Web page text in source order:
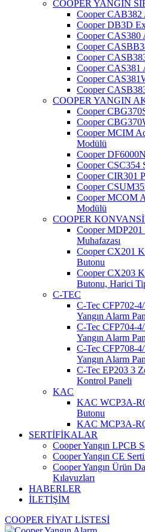
COOPER YANGIN
Cooper CAB382
Cooper DB3D
Cooper CAS380
Cooper
Cooper
Cooper CAS381
Cooper
Cooper
COOPER YANGIN
Cooper
Cooper
Cooper MCIM
Modülü
Cooper
Cooper CSC354
Cooper CIR301
Cooper
Cooper MCOM
Modülü
COOPER
Cooper
Muhafazası
Cooper CX201
Butonu
Cooper CX203
Butonu, Harici
C-TEC
C-Tec CFP702-
Yangın Alarm
C-Tec CFP704-
Yangın Alarm
C-Tec CFP708-
Yangın Alarm
C-Tec EP203 3
Kontrol Paneli
KAC
KAC WCP3A-
Butonu
KAC MCP3A-
SERTİFİKALAR
Cooper Yangın LPCB
Cooper Yangın CE
Cooper Yangın Ürün
Kılavuzları
HABERLER
İLETİŞİM
COOPER FİYAT LİSTESİ